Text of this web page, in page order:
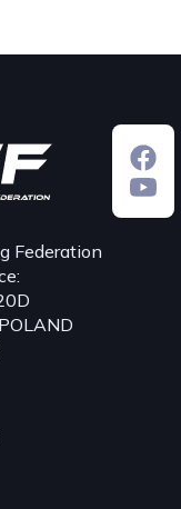
Federation